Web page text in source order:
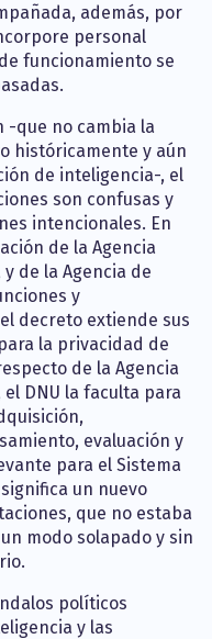
además, por
personal
funcionamiento se
-que no cambia la
históricamente y aún
de inteligencia-, el
son confusas y
intencionales. En
de la Agencia
y de la Agencia de
y
decreto extiende sus
la privacidad de
de la Agencia
el DNU la faculta para
evaluación y
para el Sistema
un nuevo
que no estaba
modo solapado y sin
políticos
y las